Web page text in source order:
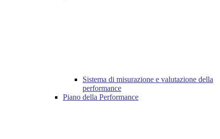
Sistema di misurazione e valutazione della
performance
Piano della Performance